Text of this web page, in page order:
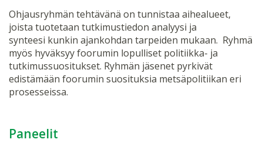
Ohjausryhmän tehtävänä on tunnistaa aihealueet,
joista tuotetaan tutkimustiedon analyysi ja
synteesi kunkin ajankohdan tarpeiden mukaan. Ryhmä
myös hyväksyy foorumin lopulliset politiikka- ja
tutkimussuositukset. Ryhmän jäsenet pyrkivät
edistämään foorumin suosituksia metsäpolitiikan eri
prosesseissa.
Paneelit